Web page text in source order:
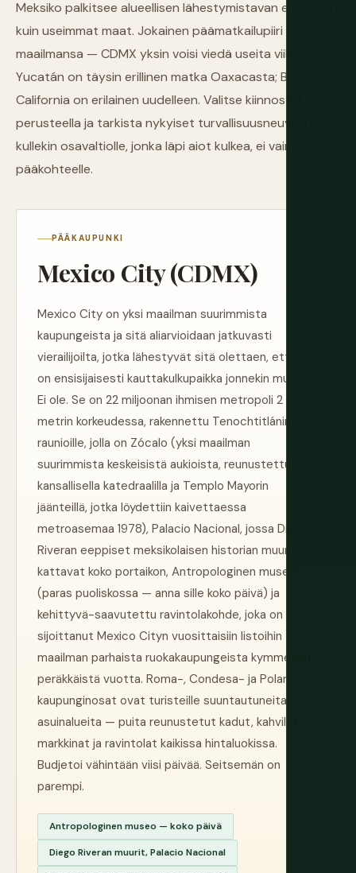
Meksiko palkitsee alueellisen lähestymistavan enemmän
kuin useimmat maat. Jokainen päämatkailupiiri on oma
maailmansa — CDMX yksin voisi viedä useita viikkoja;
Yucatán on täysin erillinen matka Oaxacasta; Baja
California on erilainen uudelleen. Valitse kiinnostuksesi
perusteella ja tarkista nykyiset turvallisuusneuvannot
kullekin osavaltiolle, jonka läpi aiot kulkea, ei vain
pääkohteelle.
PÄÄKAUPUNKI
Mexico City (CDMX)
Mexico City on yksi maailman suurimmista
kaupungeista ja sitä aliarvioidaan jatkuvasti
vierailijoilta, jotka lähestyvät sitä olettaen, että se
on ensisijaisesti kauttakulkupaikka jonnekin muualle.
Ei ole. Se on 22 miljoonan ihmisen metropoli 2 240
metrin korkeudessa, rakennettu Tenochtitlánin
raunioille, jolla on Zócalo (yksi maailman
suurimmista keskeisistä aukioista, reunustettu
kansallisella katedraalilla ja Templo Mayorin
jäänteillä, jotka löydettiin kaivettaessa
metroasemaa 1978), Palacio Nacional, jossa Diego
Riveran eeppiset meksikolaisen historian muurit
kattavat koko portaikon, Antropologinen museo
(paras puoliskossa — anna sille koko päivä) ja
kehittyvä-saavutettu ravintolakohde, joka on
sijoittanut Mexico Cityn vuosittaisiin listoihin
maailman parhaista ruokakaupungeista kymmenen
peräkkäistä vuotta. Roma-, Condesa- ja Polanco-
kaupunginosat ovat turisteille suuntautuneita
asuinalueita — puita reunustetut kadut, kahvilat,
markkinat ja ravintolat kaikissa hintaluokissa.
Budjetoi vähintään viisi päivää. Seitsemän on
parempi.
Antropologinen museo — koko päivä
Diego Riveran muurit, Palacio Nacional